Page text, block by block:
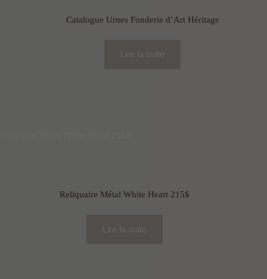
Catalogue Urnes Fonderie d’Art Héritage
Lire la suite
Reliquaire Métal White Heart 215$
Lire la suite